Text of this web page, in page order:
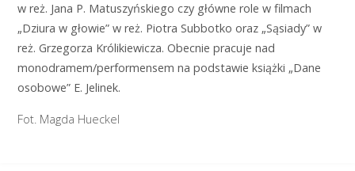
w reż. Jana P. Matuszyńskiego czy główne role w filmach
„Dziura w głowie” w reż. Piotra Subbotko oraz „Sąsiady” w
reż. Grzegorza Królikiewicza. Obecnie pracuje nad
monodramem/performensem na podstawie książki „Dane
osobowe” E. Jelinek.
Fot. Magda Hueckel